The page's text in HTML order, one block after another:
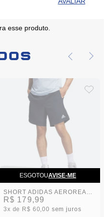
esse produto.
ESGOTOUAVISE-ME
SHORT ADIDAS AEROREADY COLORBLOCK AZUL MARINHO MASCULINO
R$ 179,99
3x R$ 60,00 sem juros